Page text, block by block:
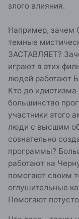
злого влияния.
Например, зачем
темные
ЗАСТАВЛЯЕТ?
играют в этих
людей работают
Кто до идиотизма
большинство
участники этого
люди с высшим
сознательно
программы?
работают на
помогают своим
оглушительные
Помогают